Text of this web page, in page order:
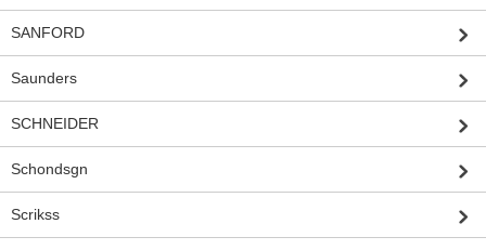
SANFORD
Saunders
SCHNEIDER
Schondsgn
Scrikss